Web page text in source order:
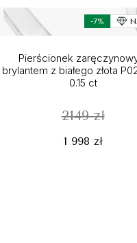
-7%
Pierścionek
brylantem z białego złota
0.15 ct
2149 zł
1 998 zł